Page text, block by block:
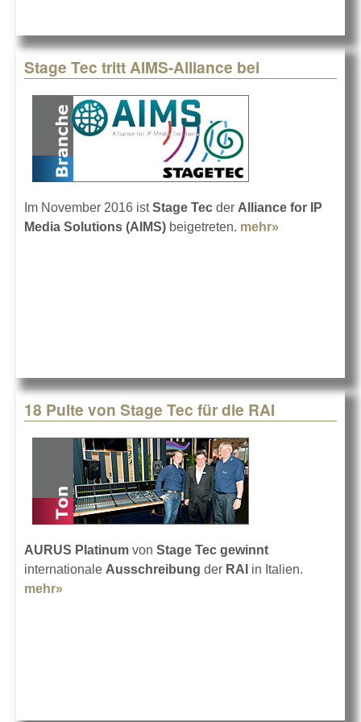
Stage Tec tritt AIMS-Alliance bei
Im November 2016 istStage Tec der Alliance for IP
Media Solutions (AIMS) beigetreten. mehr»
18 Pulte von Stage Tec für die RAI
AURUS Platinum von Stage Tec gewinnt
internationale Ausschreibung der RAI in Italien.
mehr»